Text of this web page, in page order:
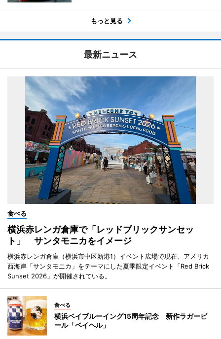
もっと見る
最新ニュース
食べる
横浜赤レンガ倉庫で「レッドブリックサンセッ
ト」 サンタモニカをイメージ
横浜赤レンガ倉庫（横浜市中区新港1）イベント広場で現在、アメリカ
西海岸「サンタモニカ」をテーマにした夏季限定イベント「Red Brick
Sunset 2026」が開催されている。
食べる
横浜ベイブルーイング15周年記念 新作ラガービ
ール「ベイヘル」